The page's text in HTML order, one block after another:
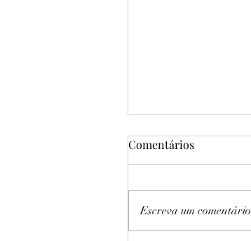
Comentários
Escreva um comentário